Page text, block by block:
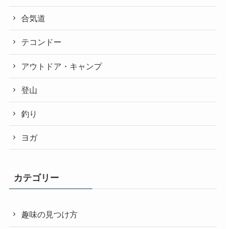
合気道
テコンドー
アウトドア・キャンプ
登山
釣り
ヨガ
カテゴリー
趣味の見つけ方